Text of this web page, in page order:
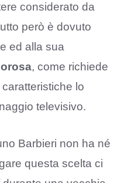
considerato da
però è dovuto
ed alla sua
, come richiede
lo
televisivo.
Barbieri non ha né
questa scelta ci